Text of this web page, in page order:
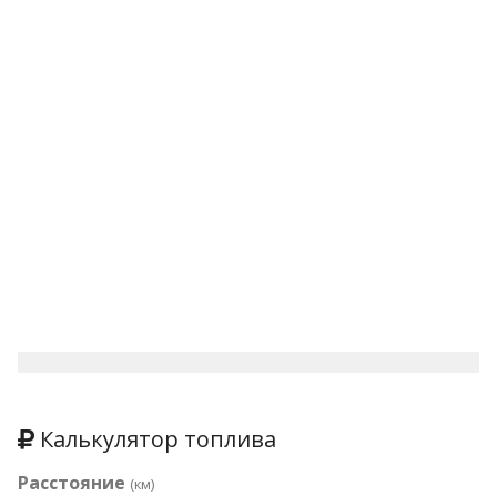
Калькулятор топлива
Расстояние (км)